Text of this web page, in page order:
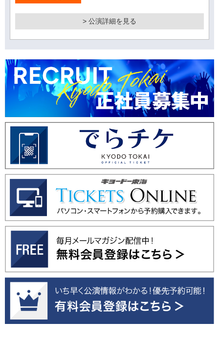
> 公演詳細を見る